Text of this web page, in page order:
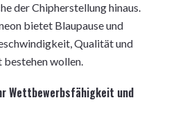
der Chipherstellung hinaus.
bietet Blaupause und
Qualität und
wollen.
Wettbewerbsfähigkeit und